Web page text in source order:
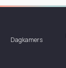
Dagkamers